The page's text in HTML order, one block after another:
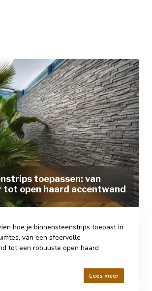
toepassen: van
tot open haard accentwand
hoe je binnensteenstrips toepast in
van een sfeervolle
tot een robuuste open haard
Lees meer